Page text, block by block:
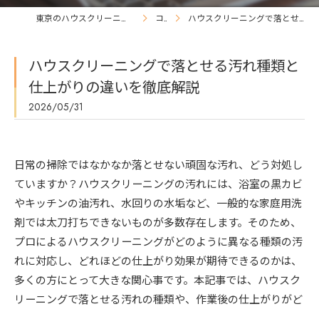
コラム ハウスクリーニングで落とせる汚れ種類と仕上がりの違いを徹底解説
ハウスクリーニングで落とせる汚れ種類と
仕上がりの違いを徹底解説
2026/05/31
日常の掃除ではなかなか落とせない頑固な汚れ、どう対処し
ていますか？ハウスクリーニングの汚れには、浴室の黒カビ
やキッチンの油汚れ、水回りの水垢など、一般的な家庭用洗
剤では太刀打ちできないものが多数存在します。そのため、
プロによるハウスクリーニングがどのように異なる種類の汚
れに対応し、どれほどの仕上がり効果が期待できるのかは、
多くの方にとって大きな関心事です。本記事では、ハウスク
リーニングで落とせる汚れの種類や、作業後の仕上がりがど